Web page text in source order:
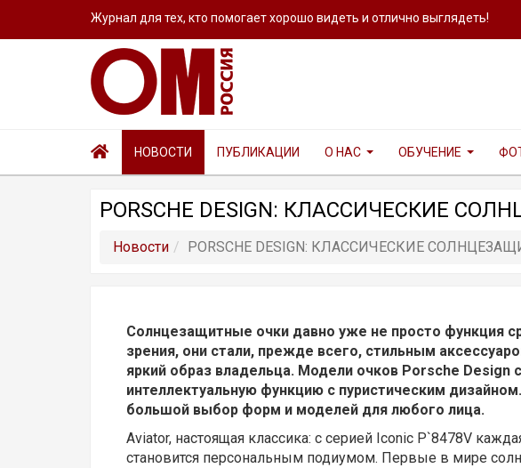
Журнал для тех, кто помогает хорошо видеть и отлично выглядеть!
НОВОСТИ ПУБЛИКАЦИИ О НАС ОБУЧЕНИЕ
PORSCHE DESIGN: КЛАССИЧЕСКИЕ
Новости PORSCHE DESIGN: КЛАССИЧЕСКИЕ
Солнцезащитные очки давно уже не просто функция
зрения, они стали, прежде всего, стильным
яркий образ владельца. Модели очков Porsche
интеллектуальную функцию с пуристическим
большой выбор форм и моделей для любого лица.
Aviator, настоящая классика: с серией Iconic P`8478V
становится персональным подиумом. Первые в мире